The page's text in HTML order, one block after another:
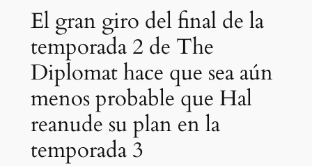
El gran giro del final de la
temporada 2 de The
Diplomat hace que sea aún
menos probable que Hal
reanude su plan en la
temporada 3